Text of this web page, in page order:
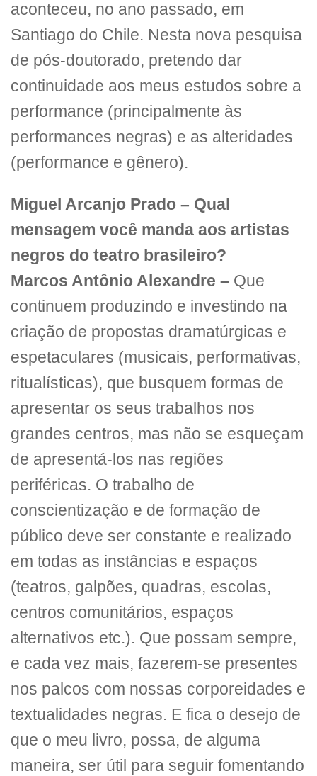
aconteceu, no ano passado, em
Santiago do Chile. Nesta nova pesquisa
de pós-doutorado, pretendo dar
continuidade aos meus estudos sobre a
performance (principalmente às
performances negras) e as alteridades
(performance e gênero).
Miguel Arcanjo Prado – Qual
mensagem você manda aos artistas
negros do teatro brasileiro?
Marcos Antônio Alexandre – Que
continuem produzindo e investindo na
criação de propostas dramatúrgicas e
espetaculares (musicais, performativas,
ritualísticas), que busquem formas de
apresentar os seus trabalhos nos
grandes centros, mas não se esqueçam
de apresentá-los nas regiões
periféricas. O trabalho de
conscientização e de formação de
público deve ser constante e realizado
em todas as instâncias e espaços
(teatros, galpões, quadras, escolas,
centros comunitários, espaços
alternativos etc.). Que possam sempre,
e cada vez mais, fazerem-se presentes
nos palcos com nossas corporeidades e
textualidades negras. E fica o desejo de
que o meu livro, possa, de alguma
maneira, ser útil para seguir fomentando